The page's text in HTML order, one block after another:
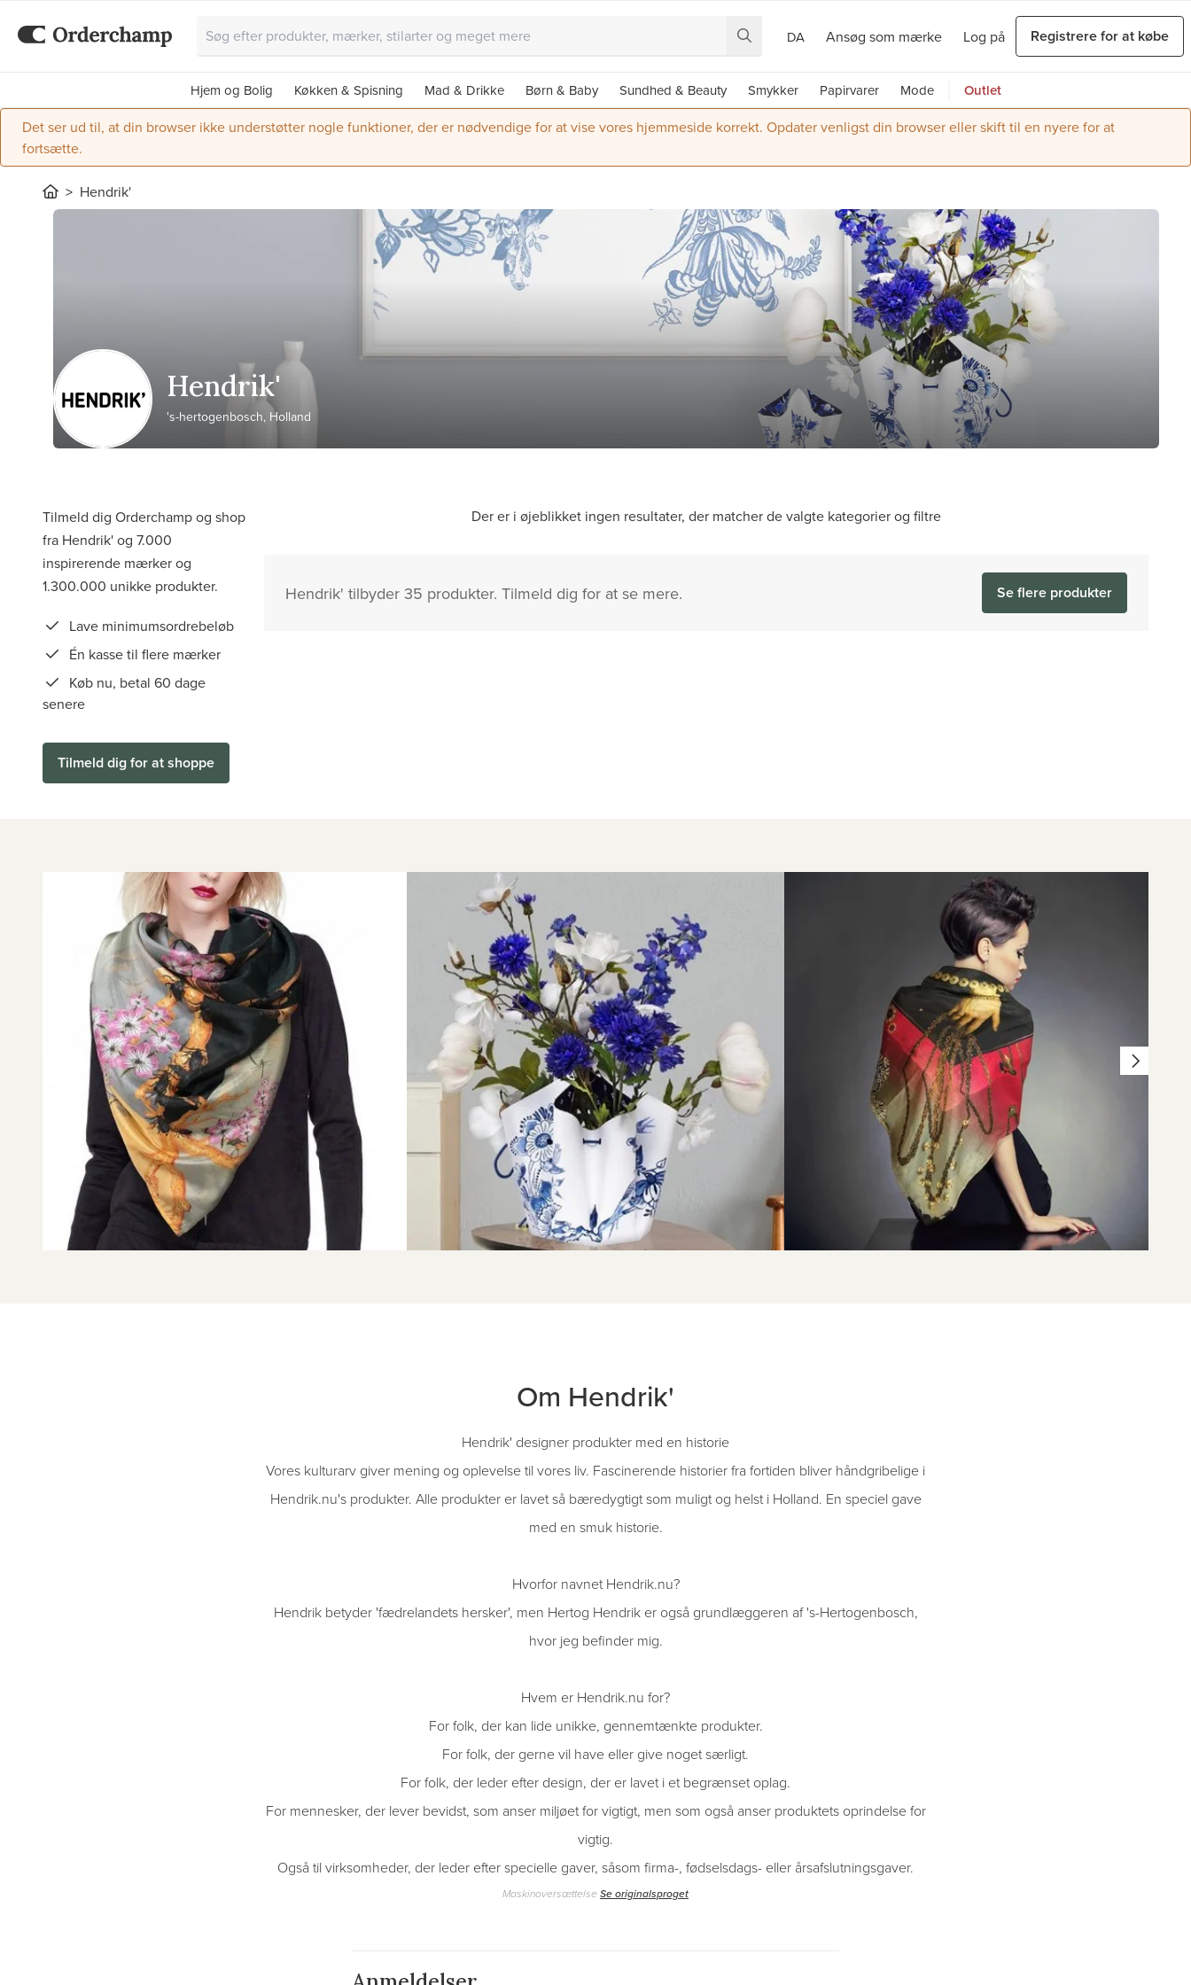
DA Ansøg som mærke Log på Registrere for at købe
Hjem og Bolig Køkken & Spisning Mad & Drikke Børn & Baby Sundhed & Beauty Smykker Papirvarer Mode Outlet
Det ser ud til, at din browser ikke understøtter nogle funktioner, der er nødvendige for at vise vores hjemmeside korrekt. Opdater venligst din browser eller skift til en nyere for at
fortsætte.
Hendrik'
Hendrik'
's-hertogenbosch, Holland
Tilmeld dig Orderchamp og shop
fra Hendrik' og 7.000
inspirerende mærker og
1.300.000 unikke produkter.
Lave minimumsordrebeløb
Én kasse til flere mærker
Køb nu, betal 60 dage
senere
Tilmeld dig for at shoppe
Der er i øjeblikket ingen resultater, der matcher de valgte kategorier og filtre
Hendrik' tilbyder 35 produkter. Tilmeld dig for at se mere. Se flere produkter
Om Hendrik'
Hendrik' designer produkter med en historie
Vores kulturarv giver mening og oplevelse til vores liv. Fascinerende historier fra fortiden bliver håndgribelige i
Hendrik.nu's produkter. Alle produkter er lavet så bæredygtigt som muligt og helst i Holland. En speciel gave
med en smuk historie.
Hvorfor navnet Hendrik.nu?
Hendrik betyder 'fædrelandets hersker', men Hertog Hendrik er også grundlæggeren af 's-Hertogenbosch,
hvor jeg befinder mig.
Hvem er Hendrik.nu for?
For folk, der kan lide unikke, gennemtænkte produkter.
For folk, der gerne vil have eller give noget særligt.
For folk, der leder efter design, der er lavet i et begrænset oplag.
For mennesker, der lever bevidst, som anser miljøet for vigtigt, men som også anser produktets oprindelse for
vigtig.
Også til virksomheder, der leder efter specielle gaver, såsom firma-, fødselsdags- eller årsafslutningsgaver.
Maskinoversættelse Se originalsproget